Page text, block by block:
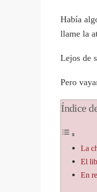
Había
llame la
Lejos de
Pero
Índice
La
El
En